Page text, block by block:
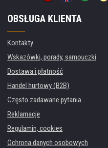
OBSŁUGA KLIENTA
Kontakty
Wskazówki, porady, samouczki
Dostawa i płatność
Handel hurtowy (B2B)
Często zadawane pytania
Reklamacje
Regulamin, cookies
Ochrona danych osobowych